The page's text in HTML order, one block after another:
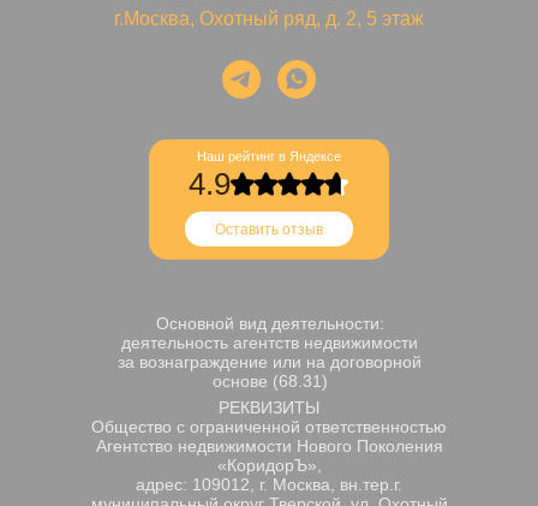
г.Москва, Охотный ряд, д. 2, 5 этаж
Наш рейтинг в Яндексе
Оставить отзыв
4.9
Основной вид деятельности:
деятельность агентств недвижимости
за вознаграждение или на договорной
основе (68.31)
РЕКВИЗИТЫ
Общество с ограниченной ответственностью
Агентство недвижимости Нового Поколения
«КоридорЪ»,
адрес: 109012, г. Москва, вн.тер.г.